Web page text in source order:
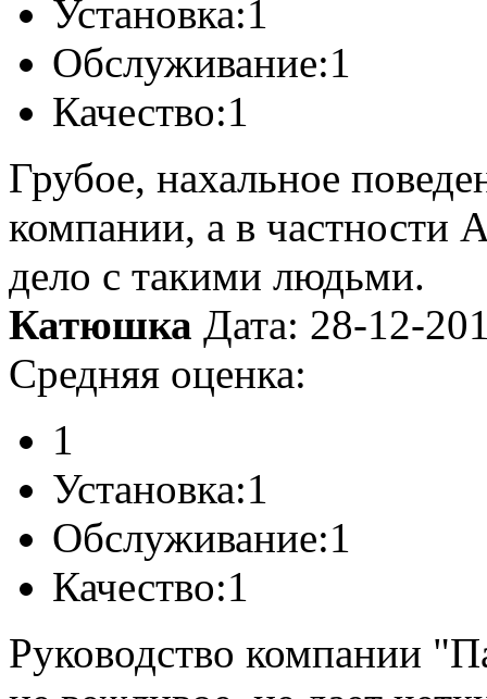
Установка:1
Обслуживание:1
Качество:1
Грубое, нахальное
компании, а в частности
дело с такими людьми.
Катюшка Дата: 28-12-
Средняя оценка:
1
Установка:1
Обслуживание:1
Качество:1
Руководство компании